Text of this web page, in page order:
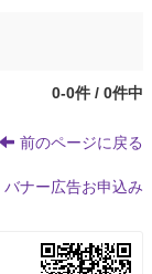
0-0件 / 0件中
前のページに戻る
バナー広告お申込み